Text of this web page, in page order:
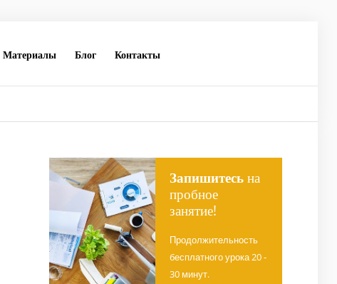
Материалы Блог Контакты
Запишитесьна
пробное
занятие!
Продолжительность
бесплатного урока 20 -
30 минут.